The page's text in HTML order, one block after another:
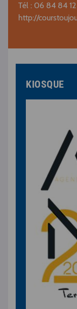
Tél : 06 84 84
http://
KIOSQUE